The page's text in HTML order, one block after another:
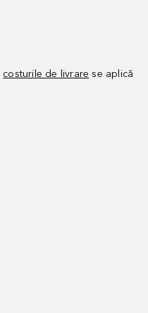
costurile de livrare se aplică